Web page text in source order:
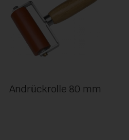
Andrückrolle 80 mm